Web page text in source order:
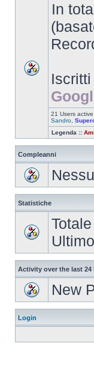
In
21 Users
Sandro
Legenda ::
Compleanni
Statistiche
Activity over the last 24
New
Login